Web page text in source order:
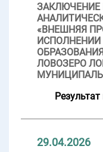
ЗАКЛЮЧЕНИЕ
«ВНЕШНЯЯ
ЛОВОЗЕРО
29.04.2026